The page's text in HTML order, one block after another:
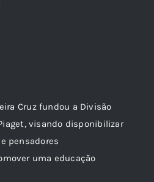
Cruz fundou a Divisão
visando disponibilizar
pensadores
uma educação